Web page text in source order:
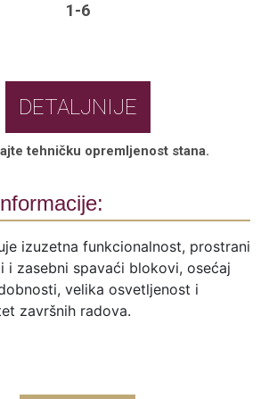
1-6
DETALJNIJE
tehničku opremljenost stana.
izuzetna funkcionalnost, prostrani
i zasebni spavaći blokovi, osećaj
velika osvetljenost i
završnih radova.